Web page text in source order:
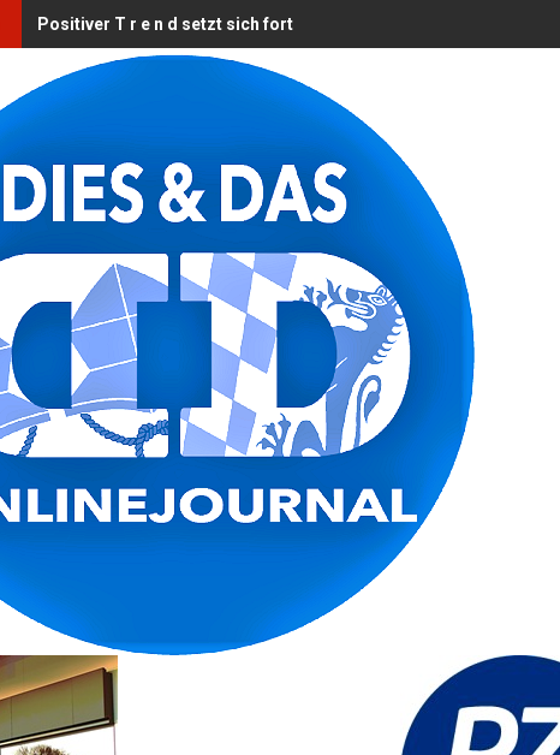
Positiver T r e n d setzt sich fort